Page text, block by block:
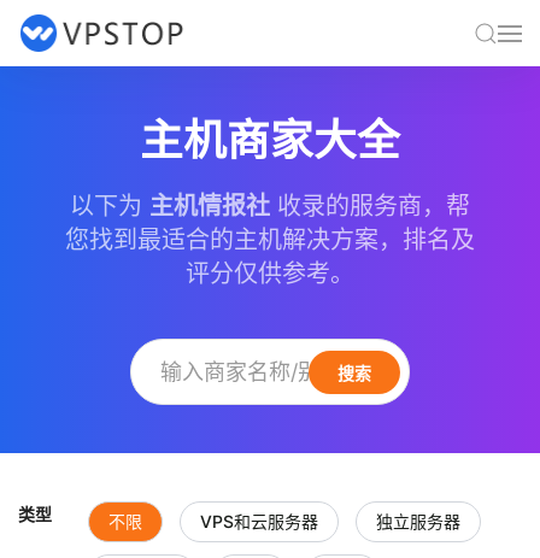
主机商家大全
以下为 主机情报社收录的服务商，帮
您找到最适合的主机解决方案，排名及
评分仅供参考。
搜索
类型 不限 VPS和云服务器 独立服务器